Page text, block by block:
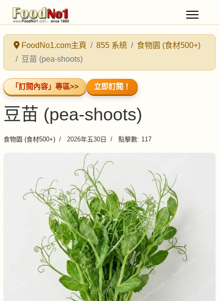
FoodNo1.com主頁 855 系統
食物園 (食材500+)
豆苗 (pea-shoots)
「訂閱內容」專區>> 立即訂閱！
豆苗 (pea-shoots)
食物園 (食材500+) 2026年五30日 點擊數: 117